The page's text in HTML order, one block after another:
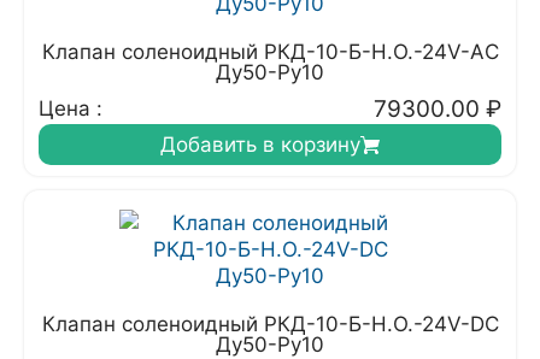
Клапан соленоидный РКД-10-Б-Н.О.-24V-АC
Ду50-Ру10
Цена :
79300.00 ₽
Добавить в корзину
Клапан соленоидный РКД-10-Б-Н.О.-24V-DC
Ду50-Ру10